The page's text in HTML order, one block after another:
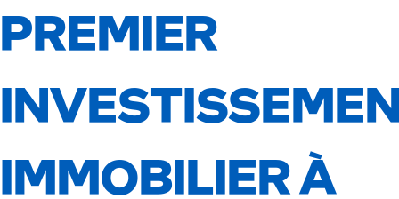
PREMIER
IMMOBILIER À